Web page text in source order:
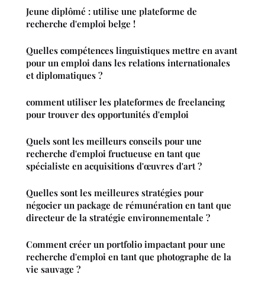
Jeune diplômé : utilise une plateforme de
recherche d'emploi belge !
Quelles compétences linguistiques mettre en avant
pour un emploi dans les relations internationales
et diplomatiques ?
comment utiliser les plateformes de freelancing
pour trouver des opportunités d'emploi
Quels sont les meilleurs conseils pour une
recherche d'emploi fructueuse en tant que
spécialiste en acquisitions d'œuvres d'art ?
Quelles sont les meilleures stratégies pour
négocier un package de rémunération en tant que
directeur de la stratégie environnementale ?
Comment créer un portfolio impactant pour une
recherche d'emploi en tant que photographe de la
vie sauvage ?